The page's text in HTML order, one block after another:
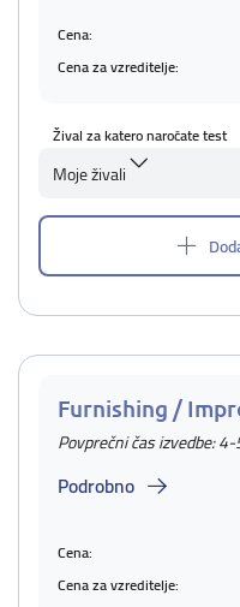
Cena:
Cena za vzreditelje:
Žival za katero naročate test
Moje živali
Furnishing /
Povprečni čas izvedbe:
Podrobno
Cena:
Cena za vzreditelje: